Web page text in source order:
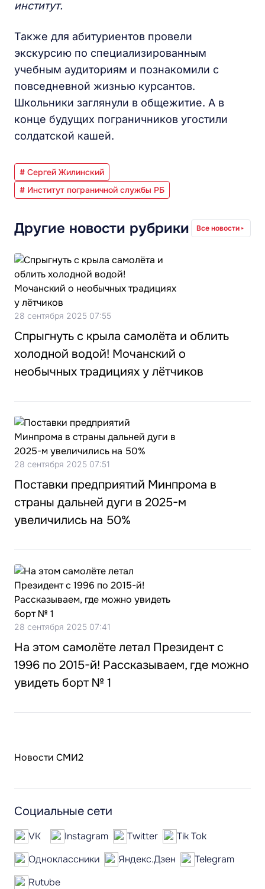
институт.
Также для абитуриентов провели
экскурсию по специализированным
учебным аудиториям и познакомили с
повседневной жизнью курсантов.
Школьники заглянули в общежитие. А в
конце будущих пограничников угостили
солдатской кашей.
# Сергей Жилинский
# Институт пограничной службы РБ
Другие новости рубрики Все новости
28 сентября 2025 07:55
Спрыгнуть с крыла самолёта и облить
холодной водой! Мочанский о
необычных традициях у лётчиков
28 сентября 2025 07:51
Поставки предприятий Минпрома в
страны дальней дуги в 2025-м
увеличились на 50%
28 сентября 2025 07:41
На этом самолёте летал Президент с
1996 по 2015-й! Рассказываем, где можно
увидеть борт № 1
Новости СМИ2
Социальные сети
VK Instagram Twitter
Tik Tok
Одноклассники
Яндекс.Дзен
Telegram
Rutube